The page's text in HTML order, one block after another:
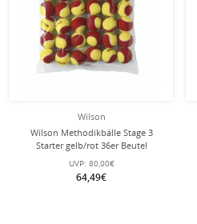
Wilson
Wilson Methodikbälle Stage 3
Starter gelb/rot 36er Beutel
UVP: 80,00€
64,49€